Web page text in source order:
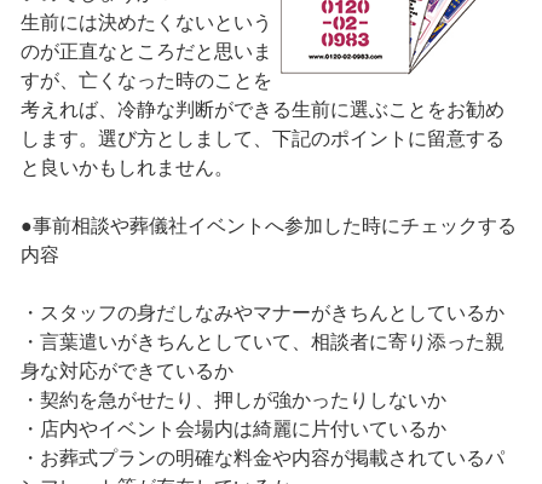
生前には決めたくないという
のが正直なところだと思いま
すが、亡くなった時のことを
考えれば、冷静な判断ができる生前に選ぶことをお勧め
します。選び方としまして、下記のポイントに留意する
と良いかもしれません。
●事前相談や葬儀社イベントへ参加した時にチェックする
内容
・スタッフの身だしなみやマナーがきちんとしているか
・言葉遣いがきちんとしていて、相談者に寄り添った親
身な対応ができているか
・契約を急がせたり、押しが強かったりしないか
・店内やイベント会場内は綺麗に片付いているか
・お葬式プランの明確な料金や内容が掲載されているパ